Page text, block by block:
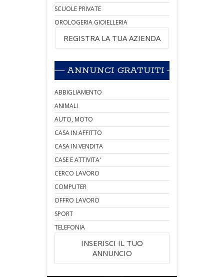
SCUOLE PRIVATE
OROLOGERIA GIOIELLERIA
REGISTRA LA TUA AZIENDA
ANNUNCI GRATUITI
ABBIGLIAMENTO
ANIMALI
AUTO, MOTO
CASA IN AFFITTO
CASA IN VENDITA
CASE E ATTIVITA'
CERCO LAVORO
COMPUTER
OFFRO LAVORO
SPORT
TELEFONIA
INSERISCI IL TUO
ANNUNCIO